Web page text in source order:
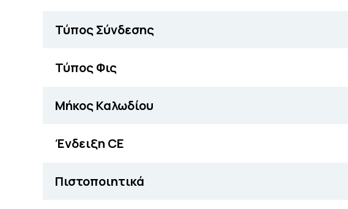
Τύπος Σύνδεσης
Τύπος Φις
Μήκος Καλωδίου
Ένδειξη CE
Πιστοποιητικά